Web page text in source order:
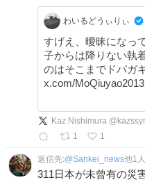
わいるどうぃりぃ
すげえ、曖昧になっ
子からは降りない執
のはそこまでドパガ
x.com/
1
1
返信先:@Sankei_news他1 人
311日本が未曾有の災